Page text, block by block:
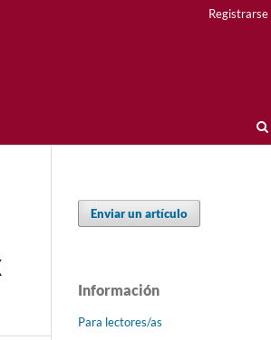
Registrarse
Enviar un artículo
Información
Para lectores/as